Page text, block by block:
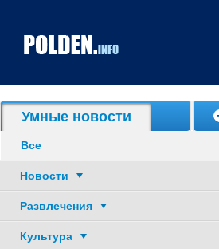
Умные новости
Все
Новости
Развлечения
Культура